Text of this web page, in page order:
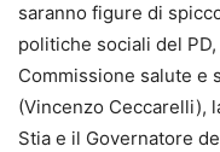
saranno figure di
politiche sociali del
Commissione salute e
(Vincenzo Ceccarelli),
Stia e il Governatore